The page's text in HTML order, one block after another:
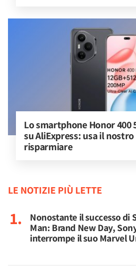
Lo smartphone Honor 400
su AliExpress: usa il
risparmiare
LE NOTIZIE PIÙ LETTE
Nonostante il successo di
Man: Brand New Day,
interrompe il suo Marvel